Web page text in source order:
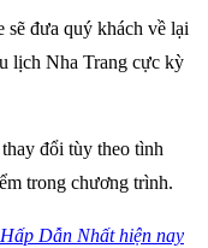
đưa quý khách về lại
lịch Nha Trang cực kỳ
đổi tùy theo tình
trong chương trình.
Dẫn Nhất hiện nay